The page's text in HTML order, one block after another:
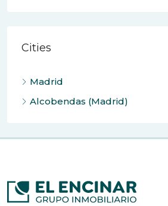
Cities
Madrid
Alcobendas (Madrid)